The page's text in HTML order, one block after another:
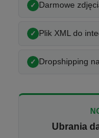
Darmowe
Plik XML do
Dropshipping
Ubrania